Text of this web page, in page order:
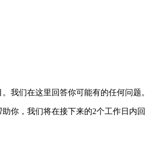
我们在这里回答你可能有的任何问题。
你，我们将在接下来的2个工作日内回